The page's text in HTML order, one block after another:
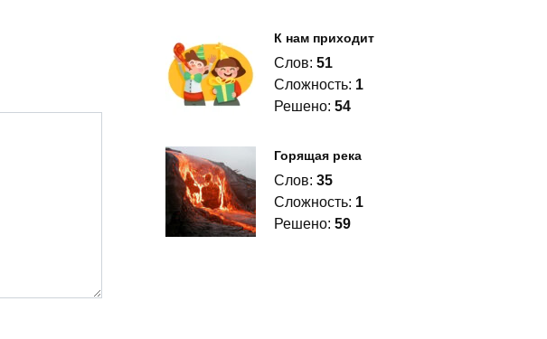
К нам приходит
Слов: 51
Сложность: 1
Решено: 54
Горящая река
Слов: 35
Сложность: 1
Решено: 59